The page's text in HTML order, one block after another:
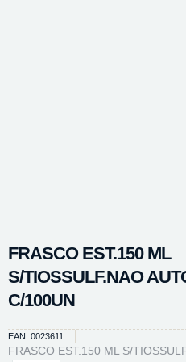
FRASCO EST.150 ML
S/TIOSSULF.NAO
C/100UN
EAN: 0023611
FRASCO EST.150 ML S/